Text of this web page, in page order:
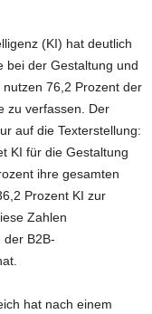
(KI) hat deutlich
bei der Gestaltung und
76,2 Prozent der
zu verfassen. Der
auf die Texterstellung:
KI für die Gestaltung
ihre gesamten
Prozent KI zur
Zahlen
der B2B-
hat nach einem